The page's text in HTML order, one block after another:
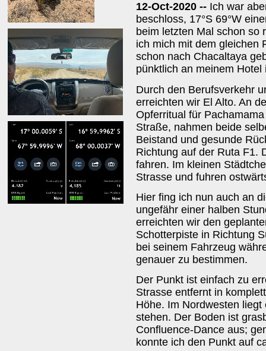
12-Oct-2020 -- Ich war
beschloss, 17°S 69°W
beim letzten Mal schon so
ich mich mit dem gleichen
schon nach Chacaltaya
pünktlich an meinem Hotel
Durch den Berufsverkehr
erreichten wir El Alto. An
Opferritual für
Straße, nahmen beide
Beistand und gesunde
Richtung auf der Ruta F1.
fahren. Im kleinen
Strasse und fuhren
Hier fing ich nun auch an
ungefähr einer halben
erreichten wir den
Schotterpiste in Richtung
bei seinem Fahrzeug
genauer zu bestimmen.
Der Punkt ist einfach zu
Strasse entfernt in
Höhe. Im Nordwesten
stehen. Der Boden ist
Confluence-Dance aus;
konnte ich den Punkt auf